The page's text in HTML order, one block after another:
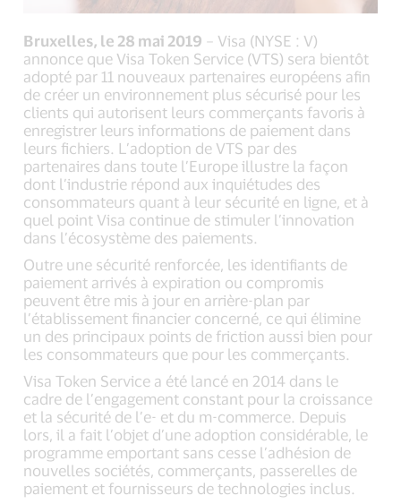
Bruxelles, le 28 mai 2019 – Visa (NYSE : V)
annonce que Visa Token Service (VTS) sera bientôt
adopté par 11 nouveaux partenaires européens afin
de créer un environnement plus sécurisé pour les
clients qui autorisent leurs commerçants favoris à
enregistrer leurs informations de paiement dans
leurs fichiers. L’adoption de VTS par des
partenaires dans toute l’Europe illustre la façon
dont l’industrie répond aux inquiétudes des
consommateurs quant à leur sécurité en ligne, et à
quel point Visa continue de stimuler l’innovation
dans l’écosystème des paiements.
Outre une sécurité renforcée, les identifiants de
paiement arrivés à expiration ou compromis
peuvent être mis à jour en arrière-plan par
l’établissement financier concerné, ce qui élimine
un des principaux points de friction aussi bien pour
les consommateurs que pour les commerçants.
Visa Token Service a été lancé en 2014 dans le
cadre de l’engagement constant pour la croissance
et la sécurité de l’e- et du m-commerce. Depuis
lors, il a fait l’objet d’une adoption considérable, le
programme emportant sans cesse l’adhésion de
nouvelles sociétés, commerçants, passerelles de
paiement et fournisseurs de technologies inclus.